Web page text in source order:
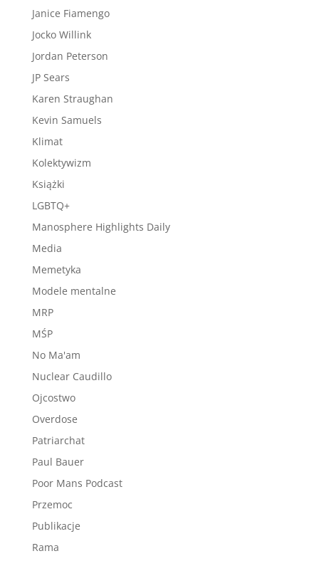
Janice Fiamengo
Jocko Willink
Jordan Peterson
JP Sears
Karen Straughan
Kevin Samuels
Klimat
Kolektywizm
Książki
LGBTQ+
Manosphere Highlights Daily
Media
Memetyka
Modele mentalne
MRP
MŚP
No Ma'am
Nuclear Caudillo
Ojcostwo
Overdose
Patriarchat
Paul Bauer
Poor Mans Podcast
Przemoc
Publikacje
Rama